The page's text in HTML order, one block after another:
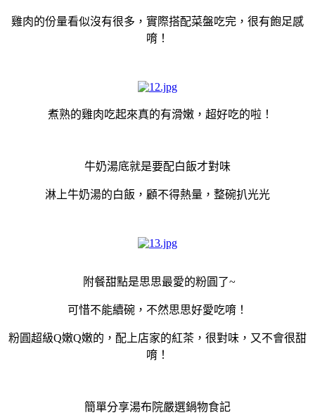
雞肉的份量看似沒有很多，實際搭配菜盤吃完，很有飽足感
唷！
煮熟的雞肉吃起來真的有滑嫩，超好吃的啦！
牛奶湯底就是要配白飯才對味
淋上牛奶湯的白飯，顧不得熱量，整碗扒光光
附餐甜點是思思最愛的粉圓了~
可惜不能續碗，不然思思好愛吃唷！
粉圓超級Q嫩Q嫩的，配上店家的紅茶，很對味，又不會很甜
唷！
簡單分享湯布院嚴選鍋物食記